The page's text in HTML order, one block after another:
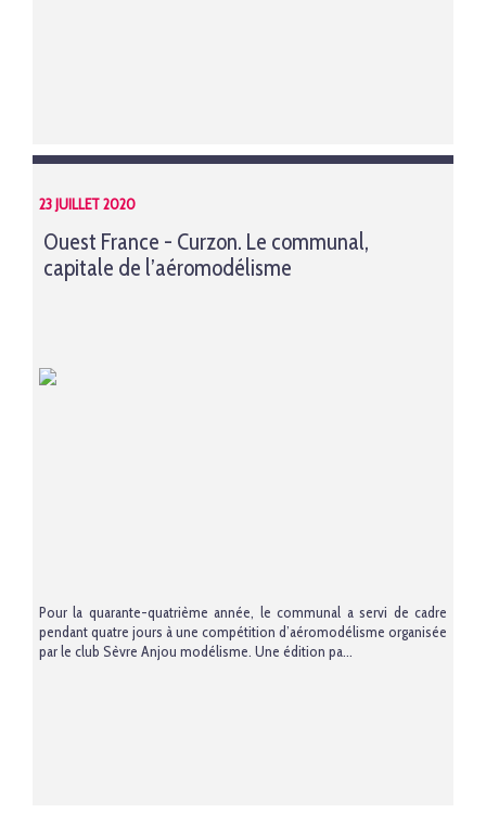
23 JUILLET 2020
Ouest France - Curzon. Le communal,
capitale de l’aéromodélisme
Pour la quarante-quatrième année, le communal a servi de cadre
pendant quatre jours à une compétition d’aéromodélisme organisée
par le club Sèvre Anjou modélisme. Une édition pa...